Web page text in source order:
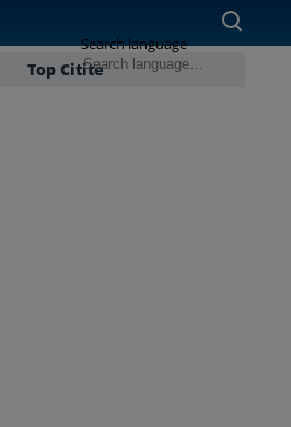
Top Citite
Search language